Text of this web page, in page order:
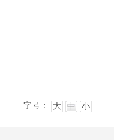
字号： 大 中 小